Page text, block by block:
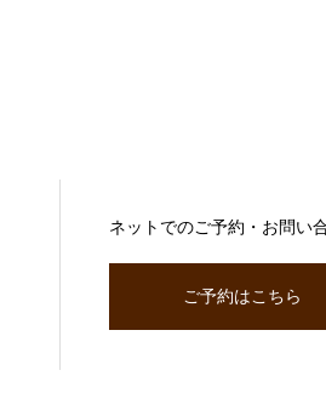
ネットでのご予約・お問い
ご予約はこちら